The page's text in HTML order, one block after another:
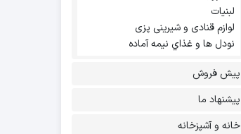
لبنیات
لوازم قنادی و شیرینی پزی
نودل ها و غذاي نيمه آماده
پیش فروش
پیشنهاد ما
خانه و آشپزخانه